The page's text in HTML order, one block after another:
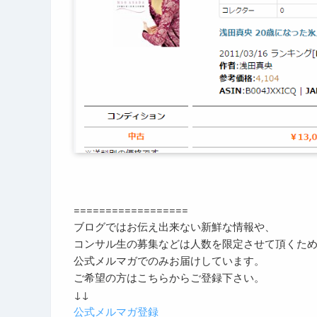
==================
ブログではお伝え出来ない新鮮な情報や、
コンサル生の募集などは人数を限定させて頂くため
公式メルマガでのみお届けしています。
ご希望の方はこちらからご登録下さい。
↓↓
公式メルマガ登録